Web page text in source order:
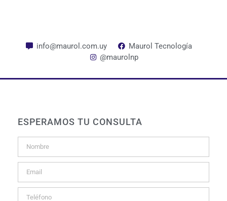
info@maurol.com.uy
Maurol Tecnología
@maurolnp
ESPERAMOS TU CONSULTA